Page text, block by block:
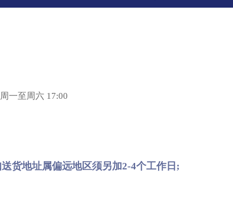
一至周六 17:00
货地址属偏远地区须另加2-4个工作日;